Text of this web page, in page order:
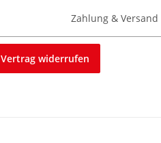
Zahlung & Versand
Vertrag widerrufen